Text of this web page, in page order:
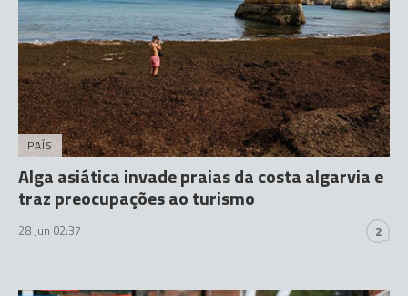
PAÍS
Alga asiática invade praias da costa algarvia e
traz preocupações ao turismo
28 Jun 02:37 2